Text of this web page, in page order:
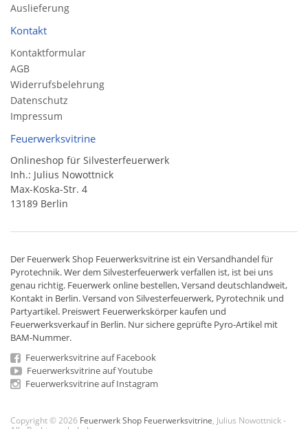
Auslieferung
Kontakt
Kontaktformular
AGB
Widerrufsbelehrung
Datenschutz
Impressum
Feuerwerksvitrine
Onlineshop für Silvesterfeuerwerk
Inh.: Julius Nowottnick
Max-Koska-Str. 4
13189 Berlin
Der Feuerwerk Shop Feuerwerksvitrine ist ein Versandhandelfür
Pyrotechnik. Wer dem Silvesterfeuerwerk verfallen ist, ist bei uns
genau richtig. Feuerwerk online bestellen,Versand deutschlandweit,
Kontakt in Berlin. Versand von Silvesterfeuerwerk, Pyrotechnik und
Partyartikel. Preiswert Feuerwerkskörper kaufen und
Feuerwerksverkauf in Berlin. Nur sichere geprüfte Pyro-Artikel mit
BAM-Nummer.
Feuerwerksvitrine auf Facebook
Feuerwerksvitrine auf Youtube
Feuerwerksvitrine auf Instagram
Copyright © 2026 Feuerwerk Shop Feuerwerksvitrine , Julius Nowottnick -